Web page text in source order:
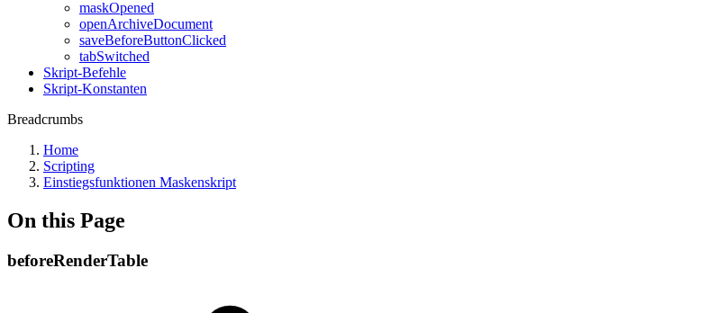
maskOpened
openArchiveDocument
saveBeforeButtonClicked
tabSwitched
Skript-Befehle
Skript-Konstanten
Breadcrumbs
Home
Scripting
Einstiegsfunktionen Maskenskript
On this Page
beforeRenderTable